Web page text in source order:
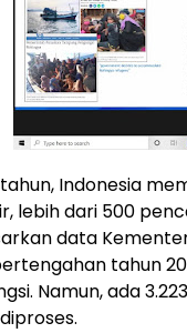
Indonesia
lebih dari 500
data
tahun
Namun, ada